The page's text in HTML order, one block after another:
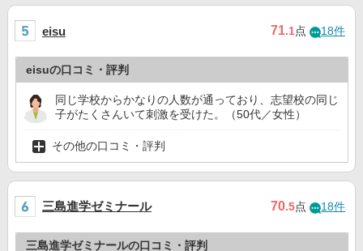
eisu 71.1点 18件
eisuの口コミ・評判
同じ学校からかなりの人数が通っており、志望校の同じ
子がたくさんいて刺激を受けた。（50代／女性）
その他の口コミ・評判
三島進学ゼミナール 70.5点 18件
三島進学ゼミナールの口コミ・評判